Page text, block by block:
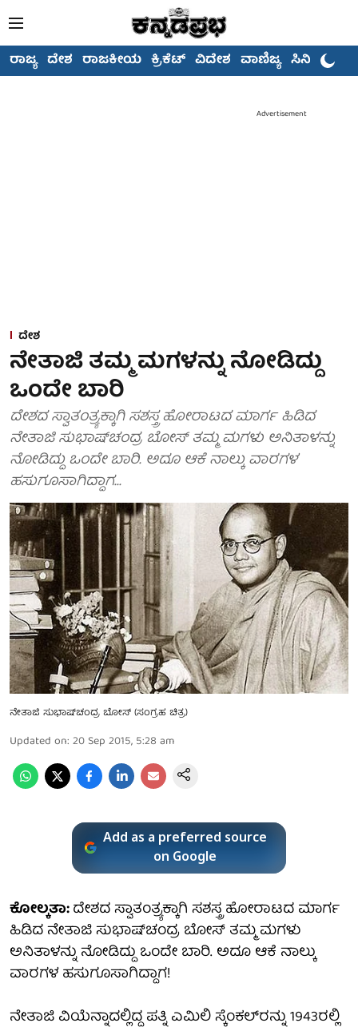
ರಾಜ್ಯ ದೇಶ ರಾಜಕೀಯ ಕ್ರಿಕೆಟ್ ವಿದೇಶ ವಾಣಿಜ್ಯ ಸಿನಿಮಾ
Advertisement
ದೇಶ
ನೇತಾಜಿ ತಮ್ಮ ಮಗಳನ್ನು ನೋಡಿದ್ದು
ಒಂದೇ ಬಾರಿ
ದೇಶದ ಸ್ವಾತಂತ್ರ್ಯಕ್ಕಾಗಿ ಸಶಸ್ತ್ರ ಹೋರಾಟದ ಮಾರ್ಗ ಹಿಡಿದ
ನೇತಾಜಿ ಸುಭಾಷ್‍ಚಂದ್ರ ಬೋಸ್ ತಮ್ಮ ಮಗಳು ಅನಿತಾಳನ್ನು
ನೋಡಿದ್ದು ಒಂದೇ ಬಾರಿ. ಅದೂ ಆಕೆ ನಾಲ್ಕು ವಾರಗಳ
ಹಸುಗೂಸಾಗಿದ್ದಾಗ...
ನೇತಾಜಿ ಸುಭಾಷ್‍ಚಂದ್ರ ಬೋಸ್ (ಸಂಗ್ರಹ ಚಿತ್ರ)
Updated on: 20 Sep 2015, 5:28 am
Add as a preferred source
on Google
ಕೋಲ್ಕತಾ:ದೇಶದ ಸ್ವಾತಂತ್ರ್ಯಕ್ಕಾಗಿ ಸಶಸ್ತ್ರ ಹೋರಾಟದ ಮಾರ್ಗ
ಹಿಡಿದ ನೇತಾಜಿ ಸುಭಾಷ್‍ಚಂದ್ರ ಬೋಸ್ ತಮ್ಮ ಮಗಳು
ಅನಿತಾಳನ್ನು ನೋಡಿದ್ದು ಒಂದೇ ಬಾರಿ. ಅದೂ ಆಕೆ ನಾಲ್ಕು
ವಾರಗಳ ಹಸುಗೂಸಾಗಿದ್ದಾಗ!
ನೇತಾಜಿ ವಿಯೆನ್ನಾದಲ್ಲಿದ್ದ ಪತ್ನಿ ಎಮಿಲಿ ಸ್ಕೆಂಕಲ್‍ರನ್ನು 1943ರಲ್ಲಿ